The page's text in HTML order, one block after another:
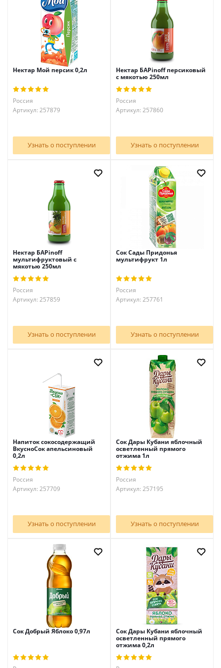
Нектар Мой персик 0,2л
Россия
Артикул: 257879
Узнать о поступлении
Нектар БАРinoff персиковый
с мякотью 250мл
Россия
Артикул: 257860
Узнать о поступлении
Нектар БАРinoff
мультифруктовый с
мякотью 250мл
Россия
Артикул: 257859
Узнать о поступлении
Сок Сады Придонья
мультифрукт 1л
Россия
Артикул: 257761
Узнать о поступлении
Напиток сокосодержащий
ВкусноСок апельсиновый
0,2л
Россия
Артикул: 257709
Узнать о поступлении
Сок Дары Кубани яблочный
осветленный прямого
отжима 1л
Россия
Артикул: 257195
Узнать о поступлении
Сок Добрый Яблоко 0,97л
Сок Дары Кубани яблочный
осветленный прямого
отжима 0,2л